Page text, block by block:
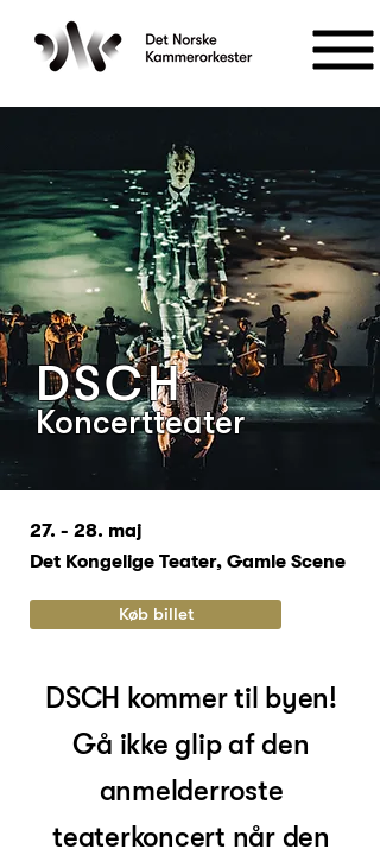
DSCH
Koncertteater
27. - 28. maj
Det Kongelige Teater, Gamle Scene
Køb billet
DSCH kommer til byen!
Gå ikke glip af den
anmelderroste
teaterkoncert når den